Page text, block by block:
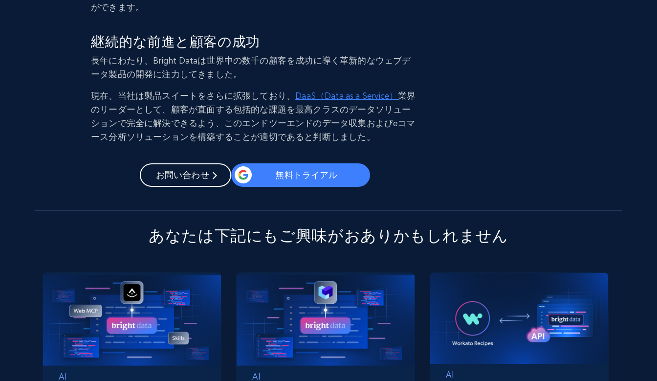
ができます。
継続的な前進と顧客の成功
長年にわたり、Bright Dataは世界中の数千の顧客を成功に導く革新的なウェブデ
ータ製品の開発に注力してきました。
現在、当社は製品スイートをさらに拡張しており、 DaaS（Data as a Service）業界
のリーダーとして、顧客が直面する包括的な課題を最高クラスのデータソリュー
ションで完全に解決できるよう、このエンドツーエンドのデータ収集およびeコマ
ース分析ソリューションを構築することが適切であると判断しました。
お問い合わせ 無料トライアル
あなたは下記にもご興味がおありかもしれません
AI AI AI